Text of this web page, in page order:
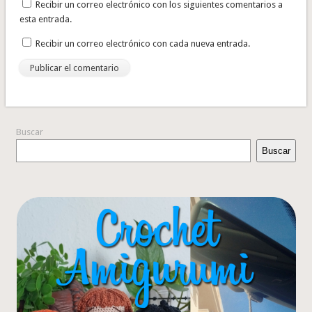
Recibir un correo electrónico con los siguientes comentarios a
esta entrada.
Recibir un correo electrónico con cada nueva entrada.
Buscar
Buscar